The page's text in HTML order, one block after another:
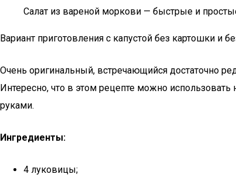
Салат из вареной моркови — быстрые и
Вариант приготовления с капустой без картошки и
Очень оригинальный, встречающийся достаточно
Интересно, что в этом рецепте можно
руками.
Ингредиенты:
4 луковицы;